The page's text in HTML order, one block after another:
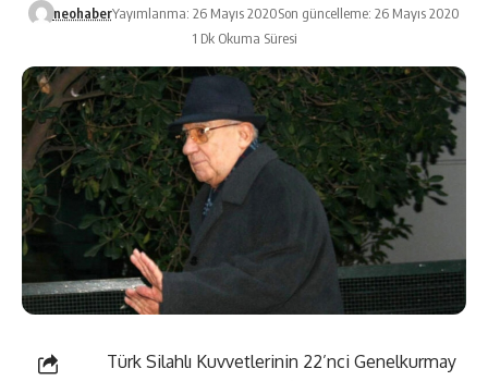
neohaberYayımlanma: 26 Mayıs 2020Son güncelleme: 26 Mayıs 2020
1 Dk Okuma Süresi
Türk Silahlı Kuvvetlerinin 22’nci Genelkurmay